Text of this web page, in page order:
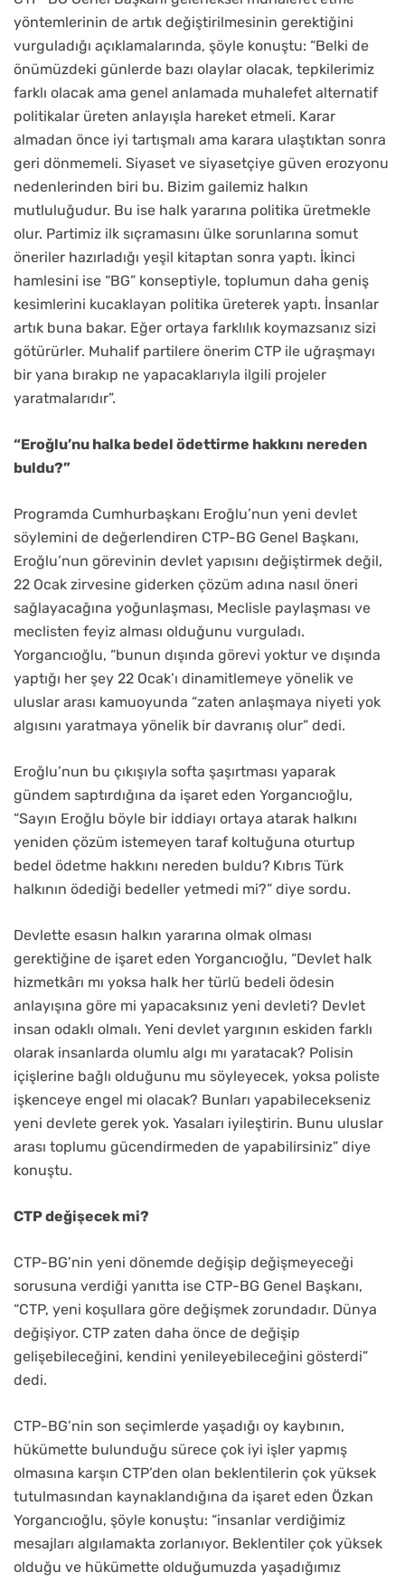
yöntemlerinin de artık değiştirilmesinin gerektiğini
vurguladığı açıklamalarında, şöyle konuştu: “Belki de
önümüzdeki günlerde bazı olaylar olacak, tepkilerimiz
farklı olacak ama genel anlamada muhalefet alternatif
politikalar üreten anlayışla hareket etmeli. Karar
almadan önce iyi tartışmalı ama karara ulaştıktan sonra
geri dönmemeli. Siyaset ve siyasetçiye güven erozyonu
nedenlerinden biri bu. Bizim gailemiz halkın
mutluluğudur. Bu ise halk yararına politika üretmekle
olur. Partimiz ilk sıçramasını ülke sorunlarına somut
öneriler hazırladığı yeşil kitaptan sonra yaptı. İkinci
hamlesini ise “BG” konseptiyle, toplumun daha geniş
kesimlerini kucaklayan politika üreterek yaptı. İnsanlar
artık buna bakar. Eğer ortaya farklılık koymazsanız sizi
götürürler. Muhalif partilere önerim CTP ile uğraşmayı
bir yana bırakıp ne yapacaklarıyla ilgili projeler
yaratmalarıdır”.
“Eroğlu’nu halka bedel ödettirme hakkını nereden
buldu?”
Programda Cumhurbaşkanı Eroğlu’nun yeni devlet
söylemini de değerlendiren CTP-BG Genel Başkanı,
Eroğlu’nun görevinin devlet yapısını değiştirmek değil,
22 Ocak zirvesine giderken çözüm adına nasıl öneri
sağlayacağına yoğunlaşması, Meclisle paylaşması ve
meclisten feyiz alması olduğunu vurguladı.
Yorgancıoğlu, “bunun dışında görevi yoktur ve dışında
yaptığı her şey 22 Ocak’ı dinamitlemeye yönelik ve
uluslar arası kamuoyunda “zaten anlaşmaya niyeti yok
algısını yaratmaya yönelik bir davranış olur” dedi.
Eroğlu’nun bu çıkışıyla softa şaşırtması yaparak
gündem saptırdığına da işaret eden Yorgancıoğlu,
“Sayın Eroğlu böyle bir iddiayı ortaya atarak halkını
yeniden çözüm istemeyen taraf koltuğuna oturtup
bedel ödetme hakkını nereden buldu? Kıbrıs Türk
halkının ödediği bedeller yetmedi mi?” diye sordu.
Devlette esasın halkın yararına olmak olması
gerektiğine de işaret eden Yorgancıoğlu, “Devlet halk
hizmetkârı mı yoksa halk her türlü bedeli ödesin
anlayışına göre mi yapacaksınız yeni devleti? Devlet
insan odaklı olmalı. Yeni devlet yargının eskiden farklı
olarak insanlarda olumlu algı mı yaratacak? Polisin
içişlerine bağlı olduğunu mu söyleyecek, yoksa poliste
işkenceye engel mi olacak? Bunları yapabilecekseniz
yeni devlete gerek yok. Yasaları iyileştirin. Bunu uluslar
arası toplumu gücendirmeden de yapabilirsiniz” diye
konuştu.
CTP değişecek mi?
CTP-BG’nin yeni dönemde değişip değişmeyeceği
sorusuna verdiği yanıtta ise CTP-BG Genel Başkanı,
“CTP, yeni koşullara göre değişmek zorundadır. Dünya
değişiyor. CTP zaten daha önce de değişip
gelişebileceğini, kendini yenileyebileceğini gösterdi”
dedi.
CTP-BG’nin son seçimlerde yaşadığı oy kaybının,
hükümette bulunduğu sürece çok iyi işler yapmış
olmasına karşın CTP’den olan beklentilerin çok yüksek
tutulmasından kaynaklandığına da işaret eden Özkan
Yorgancıoğlu, şöyle konuştu: “insanlar verdiğimiz
mesajları algılamakta zorlanıyor. Beklentiler çok yüksek
olduğu ve hükümette olduğumuzda yaşadığımız